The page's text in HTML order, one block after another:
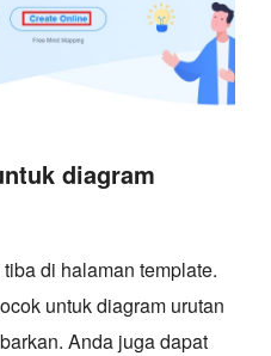
diagram
di halaman template.
untuk diagram urutan
Anda juga dapat